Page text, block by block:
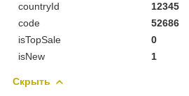
countryId
12345
code
52686
isTopSale
0
isNew
1
Скрыть